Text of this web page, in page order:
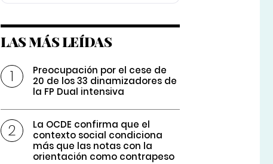
LAS MÁS LEÍDAS
Preocupación por el cese de
20 de los 33 dinamizadores de
la FP Dual intensiva
La OCDE confirma que el
contexto social condiciona
más que las notas con la
orientación como contrapeso